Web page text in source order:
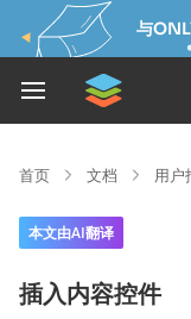
与
首页 文档 用户
本文由AI翻译
插入内容控件